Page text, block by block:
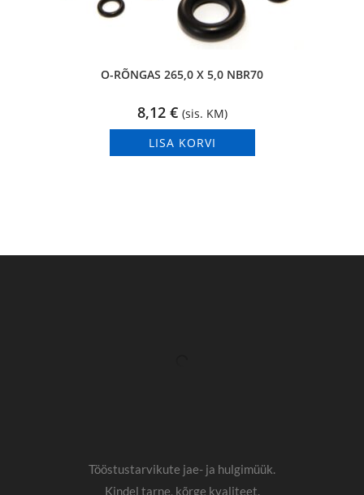
O-RÕNGAS 265,0 X 5,0 NBR70
8,12 € (sis. KM)
LISA KORVI
Tööstustarvikute jae- ja hulgimüük.
Kindel tarne, kõrge kvaliteet.